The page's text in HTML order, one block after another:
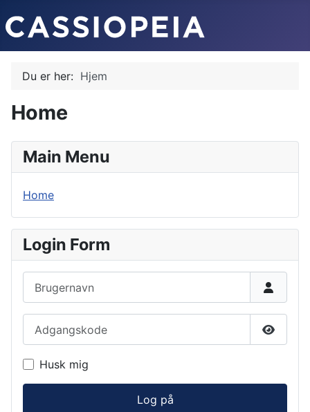
Du er her: Hjem
Home
Main Menu
Home
Login Form
Vis
Husk mig
Log på